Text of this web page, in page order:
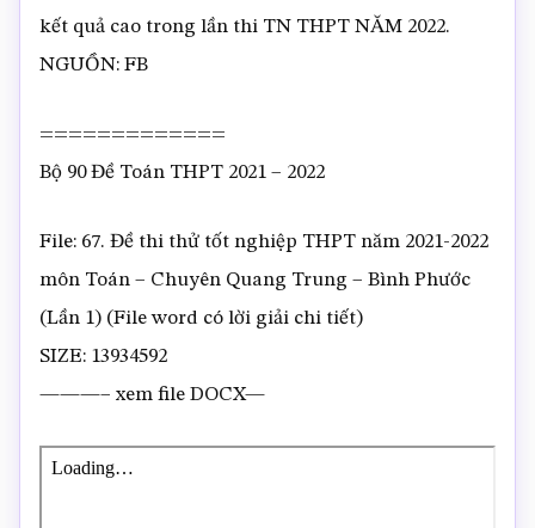
kết quả cao trong lần thi TN THPT NĂM 2022.
NGUỒN: FB
=============
Bộ 90 Đề Toán THPT 2021 – 2022
File: 67. Đề thi thử tốt nghiệp THPT năm 2021-2022
môn Toán – Chuyên Quang Trung – Bình Phước
(Lần 1) (File word có lời giải chi tiết)
SIZE: 13934592
———– xem file DOCX—